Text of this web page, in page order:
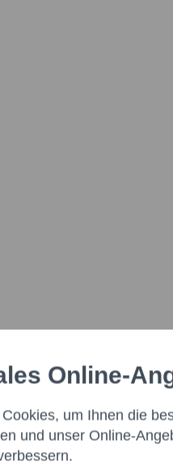
Online-
um Ihnen die
und unser Online-